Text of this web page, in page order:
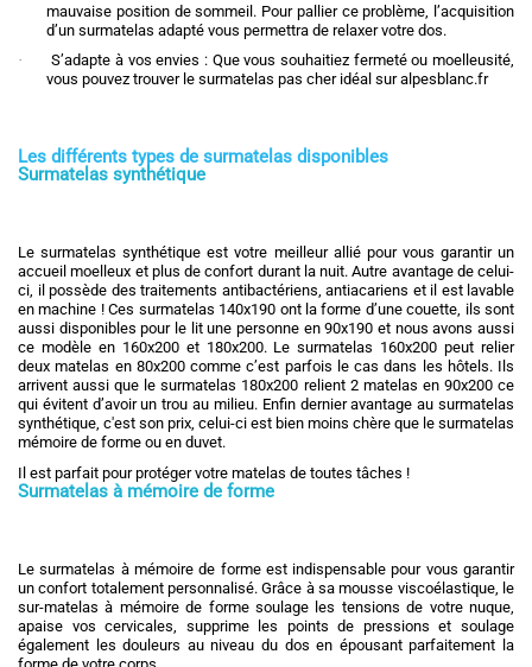
mauvaise position de sommeil. Pour pallier ce problème, l’acquisition
d’un surmatelas adapté vous permettra de relaxer votre dos.
·
S’adapte à vos envies : Que vous souhaitiez fermeté ou moelleusité,
vous pouvez trouver le surmatelas pas cher idéal sur alpesblanc.fr
Les différents types de surmatelas disponibles
Surmatelas synthétique
Le surmatelas synthétique est votre meilleur allié pour vous garantir un
accueil moelleux et plus de confort durant la nuit. Autre avantage de celui-
ci, il possède des traitements antibactériens, antiacariens et il est lavable
en machine ! Ces surmatelas 140x190 ont la forme d’une couette, ils sont
aussi disponibles pour le lit une personne en 90x190 et nous avons aussi
ce modèle en 160x200 et 180x200. Le surmatelas 160x200 peut relier
deux matelas en 80x200 comme c’est parfois le cas dans les hôtels. Ils
arrivent aussi que le surmatelas 180x200 relient 2 matelas en 90x200 ce
qui évitent d’avoir un trou au milieu. Enfin dernier avantage au surmatelas
synthétique, c'est son prix, celui-ci est bien moins chère que le surmatelas
mémoire de forme ou en duvet.
Il est parfait pour protéger votre matelas de toutes tâches !
Surmatelas à mémoire de forme
Le surmatelas à mémoire de forme est indispensable pour vous garantir
un confort totalement personnalisé. Grâce à sa mousse viscoélastique, le
sur-matelas à mémoire de forme soulage les tensions de votre nuque,
apaise vos cervicales, supprime les points de pressions et soulage
également les douleurs au niveau du dos en épousant parfaitement la